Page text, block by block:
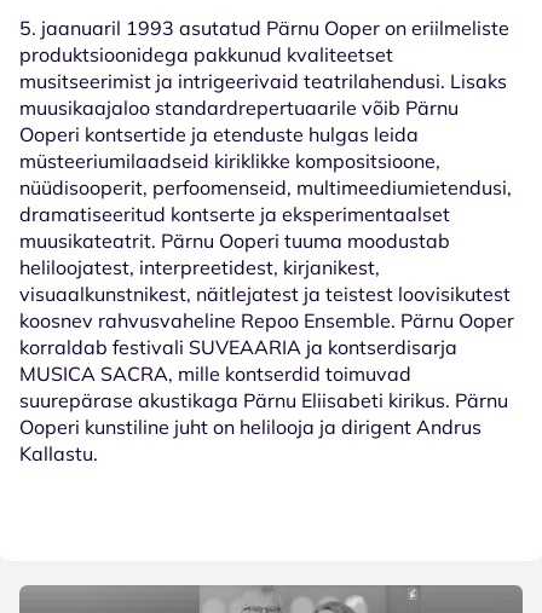
5. jaanuaril 1993 asutatud Pärnu Ooper on eriilmeliste
produktsioonidega pakkunud kvaliteetset
musitseerimist ja intrigeerivaid teatrilahendusi. Lisaks
muusikaajaloo standardrepertuaarile võib Pärnu
Ooperi kontsertide ja etenduste hulgas leida
müsteeriumilaadseid kiriklikke kompositsioone,
nüüdisooperit, perfoomenseid, multimeediumietendusi,
dramatiseeritud kontserte ja eksperimentaalset
muusikateatrit. Pärnu Ooperi tuuma moodustab
heliloojatest, interpreetidest, kirjanikest,
visuaalkunstnikest, näitlejatest ja teistest loovisikutest
koosnev rahvusvaheline Repoo Ensemble. Pärnu Ooper
korraldab festivali SUVEAARIA ja kontserdisarja
MUSICA SACRA, mille kontserdid toimuvad
suurepärase akustikaga Pärnu Eliisabeti kirikus. Pärnu
Ooperi kunstiline juht on helilooja ja dirigent Andrus
Kallastu.